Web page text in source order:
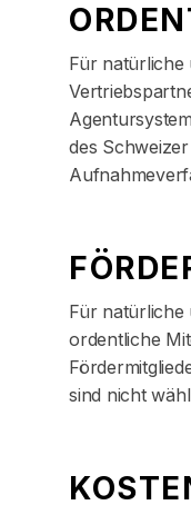
Für natürliche
des
Für natürliche
ordentliche
sind nicht